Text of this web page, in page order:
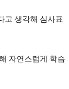
고 생각해 심사표
자연스럽게 학습